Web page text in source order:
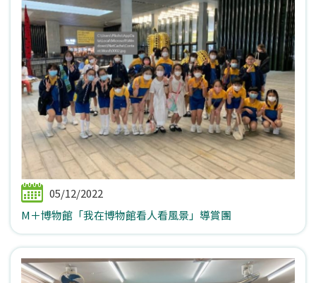
05/12/2022
M＋博物館「我在博物館看人看風景」導賞團